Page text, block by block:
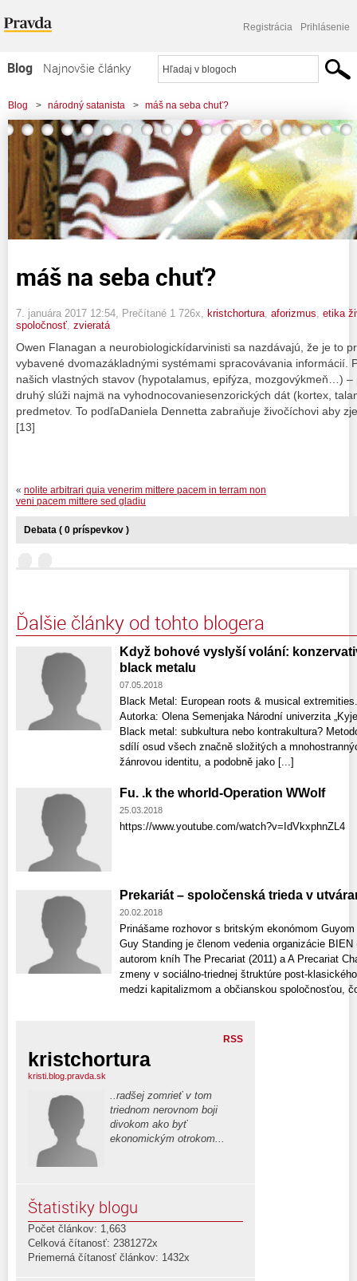
Registrácia Prihlásenie
Blog
Najnovšie články
Najčítanejšie články
Najkomentovanejšie články
Zoznam blogov
Komerčné blogy
Blog > národný satanista > máš na seba chuť?
máš na seba chuť?
7. januára 2017 12:54 , Prečítané 1 726x, kristchortura aforizmus etika
spoločnosť zvieratá
Owen Flanagan a neurobiologickídarvinisti sa nazdávajú, že je to
vybavené dvomazákladnými systémami spracovávania informácií.
našich vlastných stavov (hypotalamus, epifýza, mozgovýkmeň…)
druhý slúži najmä na vyhodnocovaniesenzorických dát (kortex,
predmetov. To podľaDaniela Dennetta zabraňuje živočíchovi aby
[13]
« nolite arbitrari quia venerim mittere pacem in terram non
veni pacem mittere sed gladiu
Debata ( 0 príspevkov )
Ďalšie články od tohto blogera
Když bohové vyslyší volání:
black metalu
07.05.2018
Black Metal: European roots & musical
Autorka: Olena Semenjaka Národní univerzita
Black metal: subkultura nebo kontrakultura?
sdílí osud všech značně složitých a
žánrovou identitu, a podobně jako [...]
Fu. .k the whorld-Operation WWolf
25.03.2018
https://www.youtube.com/watch?v=IdVkxphnZL4
Prekariát – spoločenská trieda v
20.02.2018
Prinášame rozhovor s britským ekonómom
Guy Standing je členom vedenia organizácie
autorom kníh The Precariat (2011) a A Precariat
zmeny v sociálno-triednej štruktúre post-
medzi kapitalizmom a občianskou spoločnosťou,
RSS
kristchortura
kristi.blog.pravda.sk
..radšej zomrieť v tom
triednom nerovnom boji
divokom ako byť
ekonomickým otrokom...
Štatistiky blogu
Počet článkov: 1,663
Celková čítanosť: 2381272x
Priemerná čítanosť článkov: 1432x